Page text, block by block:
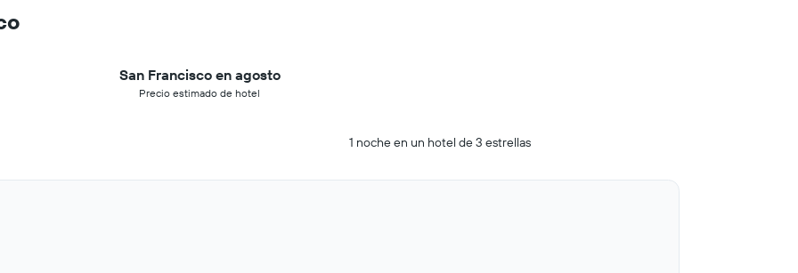
San Francisco en agosto
Precio estimado de hotel
1 noche en un hotel de 3 estrellas